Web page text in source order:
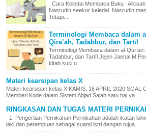
Cara Keledai Membaca Buku
Nasrudin seekor keledai. Nasrudin
Tetapi...
Terminologi Membaca dalam
Qirā’ah, Tadabbur, dan Tartīl
Terminologi Membaca dalam al-Qur’an:
Tadabbur, dan Tartīl Jejen Jaenal M
kitab suci u...
Materi kearsipan kelas X
Materi kearsipan kelas X KAMIS, 16 APRIL 2020 SOAL
Memberi Kode dalam Sistem Abjad Salah satu hal ya...
RINGKASAN DAN TUGAS MATERI
1. Pengertian Pernikahan Pernikahan adalah ikatan
laki dan perempuan sebagai suami istri dengan tujua...